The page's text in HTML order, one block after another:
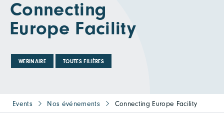
Connecting
Europe Facility
WEBINAIRE TOUTES FILIÈRES
Events Nos événements Connecting Europe Facility